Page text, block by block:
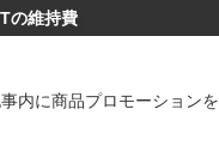
の維持費
内に商品プロモーションを